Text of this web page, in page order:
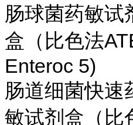
肠球菌药敏试
盒（比色法
Enteroc 5)
肠道细菌快速
敏试剂盒（比